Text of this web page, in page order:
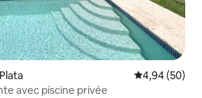
Note
4,94 (50)
avec piscine privée